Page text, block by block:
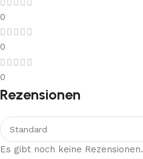
0
0
0
Rezensionen
Es gibt noch keine Rezensionen.